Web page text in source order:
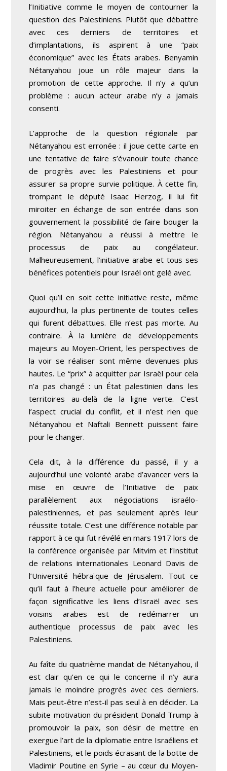
l’Initiative comme le moyen de contournerla
question des Palestiniens. Plutôt que débattre
avec ces derniers de territoires et
d’implantations, ils aspirent à une “paix
économique” avec les États arabes. Benyamin
Nétanyahou joue un rôle majeur dans la
promotion de cette approche. Il n’y a qu’un
problème : aucun acteur arabe n’y a jamais
consenti.
L’approche de la question régionale par
Nétanyahou est erronée : il joue cette carte en
une tentative de faire s’évanouir toute chance
de progrès avec les Palestiniens et pour
assurer sa propre survie politique. À cette fin,
trompant le député Isaac Herzog, il lui fit
miroiteren échange de son entrée dans son
gouvernement la possibilité de faire bouger la
région. Nétanyahou a réussi à mettre le
processus de paixau congélateur.
Malheureusement, l’initiative arabe et tous ses
bénéfices potentiels pour Israël ont gelé avec.
Quoi qu’il en soit cette initiative reste, même
aujourd’hui,la plus pertinente de toutes celles
qui furent débattues. Elle n’est pas morte. Au
contraire. À la lumière de développements
majeurs au Moyen-Orient, les perspectives de
la voir se réaliser sont même devenues plus
hautes. Le “prix” à acquitter par Israël pour cela
n’a pas changé : un État palestinien dans les
territoires au-delà de la ligne verte. C’est
l’aspect crucial du conflit, et il n’est rien que
Nétanyahou et Naftali Bennett puissent faire
pour le changer.
Cela dit, à la différence du passé, il y a
aujourd’hui une volonté arabe d’avancer vers la
mise en œuvre de l’Initiative de paix
parallèlement aux négociations israélo-
palestiniennes, et pas seulement après leur
réussite totale. C’est une différence notable par
rapport à ce qui fut révélé en mars 1917 lors de
la conférence organisée par Mitvim et l’Institut
de relations internationales Leonard Davis de
l’Université hébraïque de Jérusalem. Tout ce
qu’il faut à l’heure actuelle pour améliorer de
façon significative les liens d’Israël avec ses
voisins arabes est de redémarrer un
authentique processus de paix avec les
Palestiniens.
Au faîte du quatrième mandat de Nétanyahou, il
est clair qu’en ce qui le concerne il n’y aura
jamais le moindre progrès avec ces derniers.
Mais peut-être n’est-il pas seul à en décider. La
subite motivation du président Donald Trump à
promouvoir la paix, son désir de mettre en
exergue l’art de la diplomatie entre Israéliens et
Palestiniens, et le poids écrasant de la botte de
Vladimir Poutine en Syrie – au cœur du Moyen-